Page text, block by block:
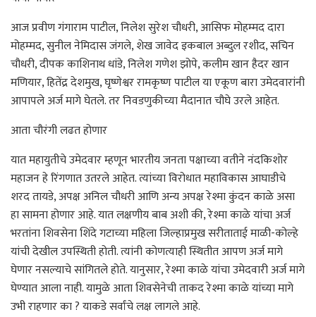
आज प्रवीण गंगाराम पाटील, निलेश सुरेश चौधरी, आसिफ मोहम्मद दारा
मोहम्मद, सुनील नेमिदास जंगले, शेख जावेद इकबाल अब्दुल रशीद, सचिन
चौधरी, दीपक काशिनाथ धांडे, निलेश गणेश झोपे, कलीम खान हैदर खान
मणियार, हितेंद्र देशमुख, घृष्णेश्वर रामकृष्ण पाटील या एकूण बारा उमेदवारांनी
आपापले अर्ज मागे घेतले. तर निवडणुकीच्या मैदानात चौघे उरले आहेत.
आता चौरंगी लढत होणार
यात महायुतीचे उमेदवार म्हणून भारतीय जनता पक्षाच्या वतीने नंदकिशोर
महाजन हे रिंगणात उतरले आहेत. त्यांच्या विरोधात महाविकास आघाडीचे
शरद तायडे, अपक्ष अनिल चौधरी आणि अन्य अपक्ष रेश्मा कुंदन काळे असा
हा सामना होणार आहे. यात लक्षणीय बाब अशी की, रेश्मा काळे यांचा अर्ज
भरतांना शिवसेना शिंदे गटाच्या महिला जिल्हाप्रमुख सरीताताई माळी-कोल्हे
यांची देखील उपस्थिती होती. त्यांनी कोणत्याही स्थितीत आपण अर्ज मागे
घेणार नसल्याचे सांगितले होते. यानुसार, रेश्मा काळे यांचा उमेदवारी अर्ज मागे
घेण्यात आला नाही. यामुळे आता शिवसेनेची ताकद रेश्मा काळे यांच्या मागे
उभी राहणार का ? याकडे सर्वांचे लक्ष लागले आहे.